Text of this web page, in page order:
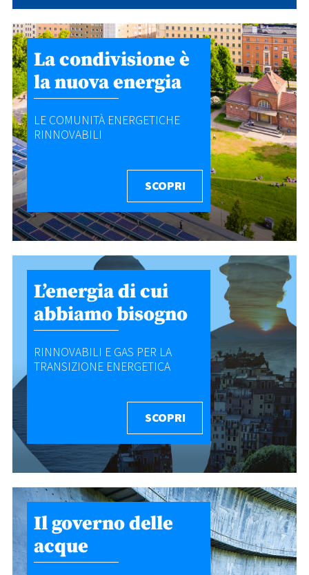
La condivisione è
la nuova energia
LE COMUNITÀ ENERGETICHE
RINNOVABILI
SCOPRI
L’energia di cui
abbiamo bisogno
RINNOVABILI E GAS PER LA
TRANSIZIONE ENERGETICA
SCOPRI
Il governo delle
acque